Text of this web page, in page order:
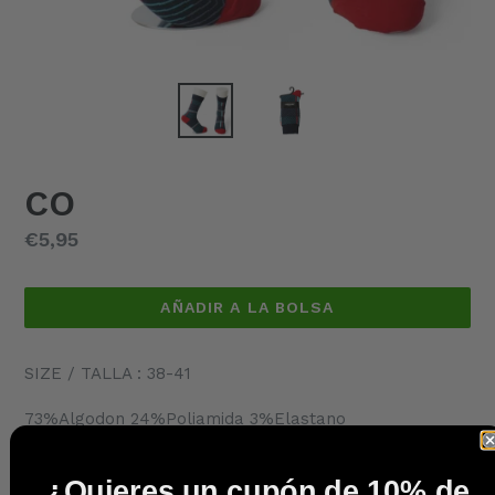
CO
Precio
€5,95
AÑADIR A LA BOLSA
SIZE / TALLA : 38-41
73%Algodon 24%Poliamida 3%Elastano
COMPARTIRCOMPARTIRTUITEARTUITEARHACER PIN
PINEAR